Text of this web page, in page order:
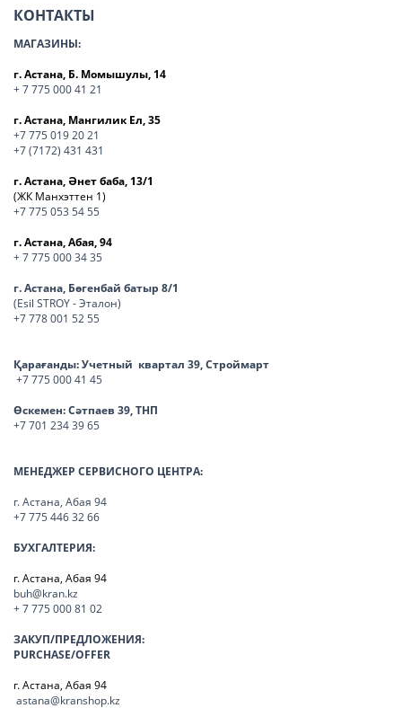
КОНТАКТЫ
МАГАЗИНЫ:
г. Астана, Б. Момышулы, 14
+ 7 775 000 41 21
г. Астана, Мангилик Ел, 35
+7 775 019 20 21
+7 (7172) 431 431
г. Астана, Әнет баба, 13/1
(ЖК Манхэттен 1)
+7 775 053 54 55
г. Астана, Абая, 94
+ 7 775 000 34 35
г. Астана, Бөгенбай батыр 8/1
(Esil STROY - Эталон)
+7 778 001 52 55
Қарағанды:Учетный квартал 39, Строймарт
+7 775 000 41 45
Өскемен:Сәтпаев 39, ТНП
+7 701 234 39 65
МЕНЕДЖЕР СЕРВИСНОГО ЦЕНТРА:
г. Астана, Абая 94
+7 775 446 32 66
БУХГАЛТЕРИЯ:
г. Астана, Абая 94
buh@kran.kz
+ 7 775 000 81 02
ЗАКУП/ПРЕДЛОЖЕНИЯ:
PURCHASE/OFFER
г. Астана, Абая 94
astana@kranshop.kz